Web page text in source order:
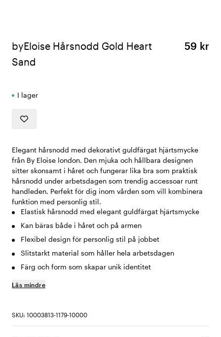
byEloise Hårsnodd Gold Heart
Sand
59 kr
I lager
Elegant hårsnodd med dekorativt guldfärgat hjärtsmycke
från By Eloise london. Den mjuka och hållbara designen
sitter skonsamt i håret och fungerar lika bra som praktisk
hårsnodd under arbetsdagen som trendig accessoar runt
handleden. Perfekt för dig inom vården som vill kombinera
funktion med personlig stil.
Elastisk hårsnodd med elegant guldfärgat hjärtsmycke
Kan bäras både i håret och på armen
Flexibel design för personlig stil på jobbet
Slitstarkt material som håller hela arbetsdagen
Färg och form som skapar unik identitet
Läs mindre
SKU: 10003813-1179-10000